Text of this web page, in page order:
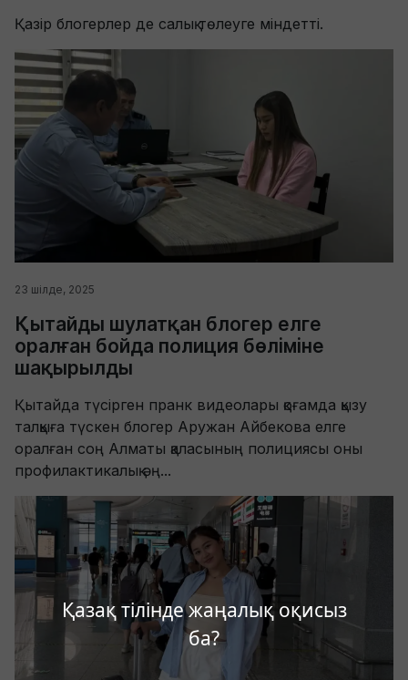
Қазақ тілінде жаңалық оқисыз
ба?
Қазір блогерлер де салық төлеуге міндетті.
23 шілде, 2025
Қытайды шулатқан блогер елге
оралған бойда полиция бөліміне
шақырылды
Қытайда түсірген пранк видеолары қоғамда қызу
талқыға түскен блогер Аружан Айбекова елге
оралған соң Алматы қаласының полициясы оны
профилактикалық әң...